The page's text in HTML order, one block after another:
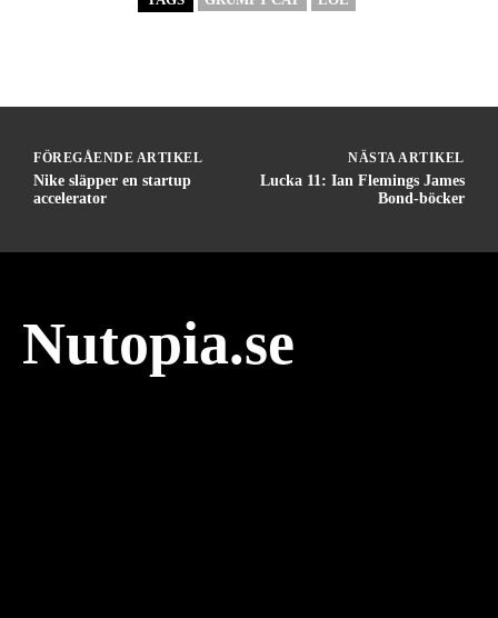
FÖREGÅENDE ARTIKEL
Nike släpper en startup
accelerator
NÄSTA ARTIKEL
Lucka 11: Ian Flemings James
Bond-böcker
Nutopia.se